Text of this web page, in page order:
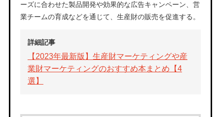
ーズに合わせた製品開発や効果的な広告キャンペーン、営
業チームの育成などを通じて、生産財の販売を促進する。
詳細記事
【2023年最新版】生産財マーケティングや産
業財マーケティングのおすすめ本まとめ【4
選】